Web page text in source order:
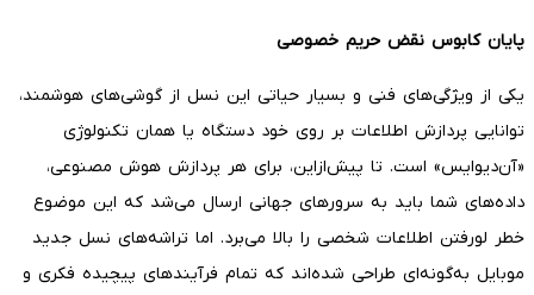
پایان کابوس نقض حریم خصوصی
یکی از ویژگی‌های فنی و بسیار حیاتی این نسل از گوشی‌های هوشمند،
توانایی پردازش اطلاعات بر روی خود دستگاه یا همان تکنولوژی
«آن‌دیوایس» است. تا پیش‌ازاین، برای هر پردازش هوش مصنوعی،
داده‌های شما باید به سرورهای جهانی ارسال می‌شد که این موضوع
خطر لورفتن اطلاعات شخصی را بالا می‌برد. اما تراشه‌های نسل جدید
موبایل به‌گونه‌ای طراحی شده‌اند که تمام فرآیندهای پیچیده فکری و